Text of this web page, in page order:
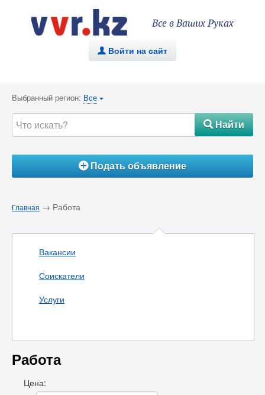
Все в Ваших Руках
. Войти на сайт
Выбранный регион: Все {
#Найти
ÁПодать объявление
Главная → Работа
Вакансии
Соискатели
Услуги
Работа
Цена: